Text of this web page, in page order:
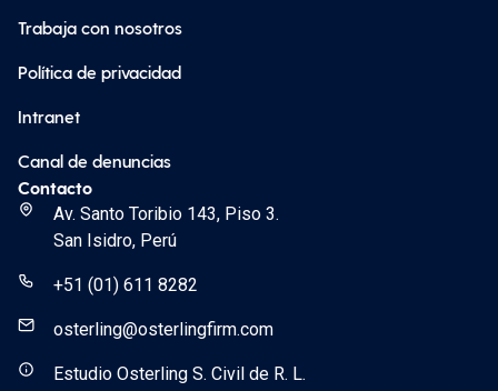
Trabaja con nosotros
Política de privacidad
Intranet
Canal de denuncias
Contacto
Av. Santo Toribio 143, Piso 3.
San Isidro, Perú
+51 (01) 611 8282
osterling@osterlingfirm.com
Estudio Osterling S. Civil de R. L.